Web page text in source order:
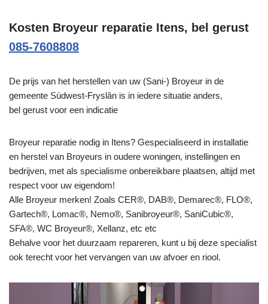
Kosten Broyeur reparatie Itens, bel gerust
085-7608808
De prijs van het herstellen van uw (Sani-) Broyeur in de
gemeente Súdwest-Fryslân is in iedere situatie anders,
bel gerust voor een indicatie
Broyeur reparatie nodig in Itens? Gespecialiseerd in installatie
en herstel van Broyeurs in oudere woningen, instellingen en
bedrijven, met als specialisme onbereikbare plaatsen, altijd met
respect voor uw eigendom!
Alle Broyeur merken! Zoals CER®, DAB®, Demarec®, FLO®,
Gartech®, Lomac®, Nemo®, Sanibroyeur®, SaniCubic®,
SFA®, WC Broyeur®, Xellanz, etc etc
Behalve voor het duurzaam repareren, kunt u bij deze specialist
ook terecht voor het vervangen van uw afvoer en riool.